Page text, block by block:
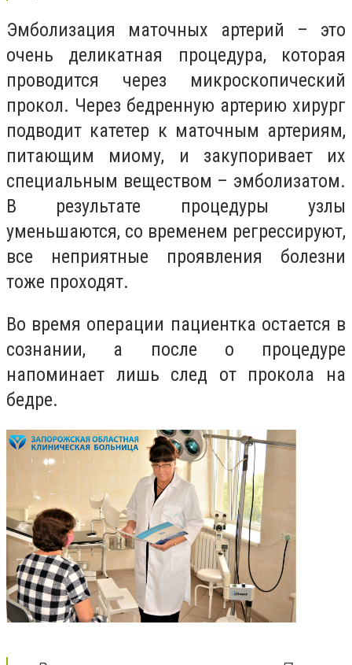
Эмболизация маточных артерий – это
очень деликатная процедура, которая
проводится через микроскопический
прокол. Через бедренную артерию хирург
подводит катетер к маточным артериям,
питающим миому, и закупоривает их
специальным веществом – эмболизатом.
В результате процедуры узлы
уменьшаются, со временем регрессируют,
все неприятные проявления болезни
тоже проходят.
Во время операции пациентка остается в
сознании, а после о процедуре
напоминает лишь след от прокола на
бедре.